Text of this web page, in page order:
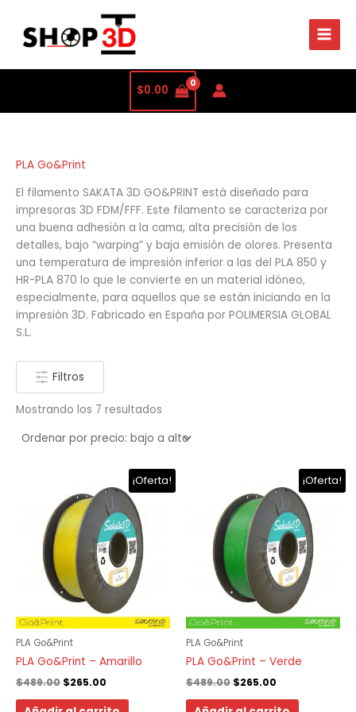
$0.00
PLA Go&Print
El filamento SAKATA 3D GO&PRINT está diseñado para
impresoras 3D FDM/FFF. Este filamento se caracteriza por
una buena adhesión a la cama, alta precisión de los
detalles, bajo “warping” y baja emisión de olores. Presenta
una temperatura de impresión inferior a las del PLA 850 y
HR-PLA 870 lo que le convierte en un material idóneo,
especialmente, para aquellos que se están iniciando en la
impresión 3D. Fabricado en España por POLIMERSIA GLOBAL
S.L.
Filtros
Mostrando los 7 resultados
¡Oferta!
PLA Go&Print
PLA Go&Print – Amarillo
$489.00
precio
original
era:
$489.00.
$265.00
precio
actual
es:
$265.00.
¡Oferta!
PLA Go&Print
PLA Go&Print – Verde
$489.00
precio
original
era:
$489.00.
$265.00
precio
actual
es:
$265.00.